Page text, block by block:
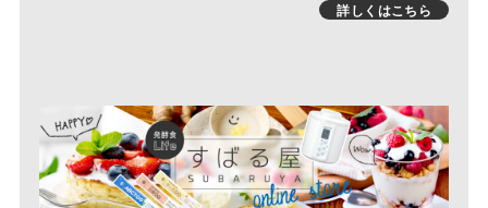
詳しくはこちら